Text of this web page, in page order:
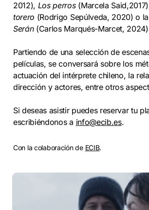
2012), Los perros(Marcela
torero (Rodrigo Sepúlveda, 2020) o
Serán(Carlos Marqués-Marcet,
Partiendo de una selección de
películas, se conversará sobre los
actuación del intérprete chileno, la
dirección y actores, entre otros
Si deseas asistir puedes reservar tu
escribiéndonos a info@ecib.es.
Con la colaboración de ECIB.